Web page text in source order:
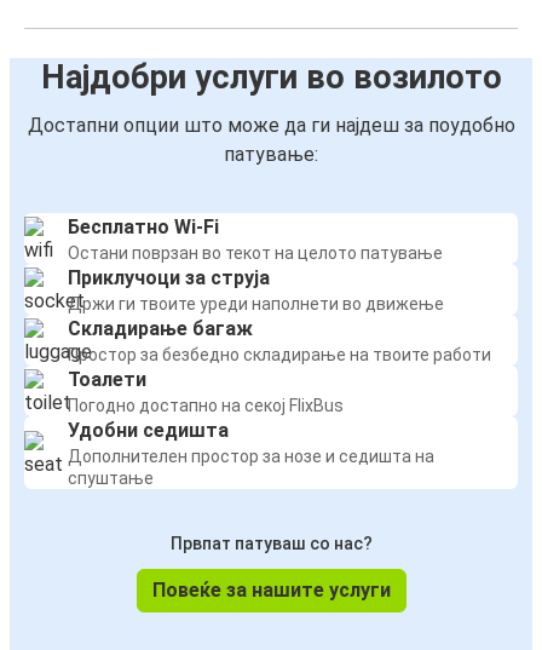
Најдобри услуги во возилото
Достапни опции што може да ги најдеш за поудобно
патување:
Бесплатно Wi-Fi
Остани поврзан во текот на целото патување
Приклучоци за струја
Држи ги твоите уреди наполнети во движење
Складирање багаж
Простор за безбедно складирање на твоите работи
Тоалети
Погодно достапно на секој FlixBus
Удобни седишта
Дополнителен простор за нозе и седишта на
спуштање
Првпат патуваш со нас?
Повеќе за нашите услуги